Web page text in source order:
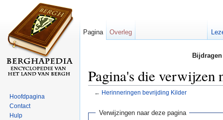
Pagina's die
← Herinneringen bevrijding Kilder
Verwijzingen naar deze pagina
Pagina Overleg
Hoofdpagina
Contact
Hulp